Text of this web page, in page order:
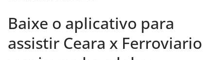
Baixe o aplicativo para
assistir Ceara x Ferroviario